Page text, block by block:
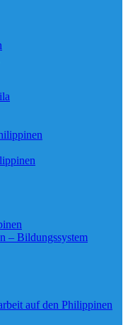
– Bildungssystem
auf den Philippinen